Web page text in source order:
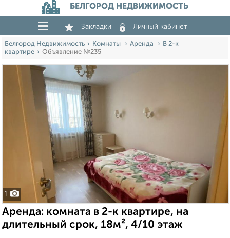
БЕЛГОРОД НЕДВИЖИМОСТЬ
Закладки Личный кабинет
Белгород Недвижимость Комнаты Аренда
В 2-к
квартире
Объявление №235
1
Аренда: комната в 2-к квартире, на
длительный срок, 18м², 4/10 этаж